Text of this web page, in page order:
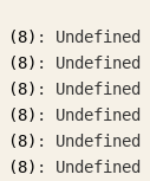
(8) : Undefined
(8) : Undefined
(8) : Undefined
(8) : Undefined
(8) : Undefined
(8) : Undefined